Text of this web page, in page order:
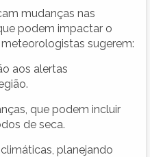
mudanças nas
podem impactar o
sugerem:
aos alertas
que podem incluir
de seca.
planejando